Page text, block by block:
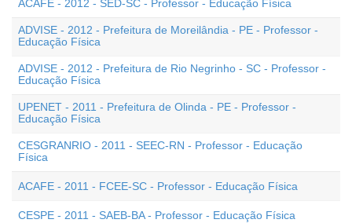
ACAFE - 2012 - SED-SC - Professor - Educação Física
ADVISE - 2012 - Prefeitura de Moreilândia - PE - Professor -
Educação Física
ADVISE - 2012 - Prefeitura de Rio Negrinho - SC - Professor -
Educação Física
UPENET - 2011 - Prefeitura de Olinda - PE - Professor -
Educação Física
CESGRANRIO - 2011 - SEEC-RN - Professor - Educação
Física
ACAFE - 2011 - FCEE-SC - Professor - Educação Física
CESPE - 2011 - SAEB-BA - Professor - Educação Física